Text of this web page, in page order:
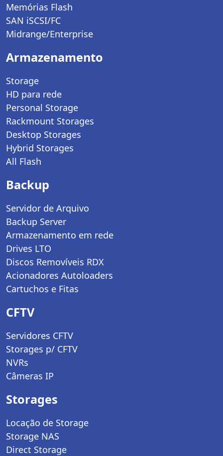
Memórias Flash
SAN iSCSI/FC
Midrange/Enterprise
Armazenamento
Storage
HD para rede
Personal Storage
Rackmount Storages
Desktop Storages
Hybrid Storages
All Flash
Backup
Servidor de Arquivo
Backup Server
Armazenamento em rede
Drives LTO
Discos Removíveis RDX
Acionadores Autoloaders
Cartuchos e Fitas
CFTV
Servidores CFTV
Storages p/ CFTV
NVRs
Câmeras IP
Storages
Locação de Storage
Storage NAS
Direct Storage